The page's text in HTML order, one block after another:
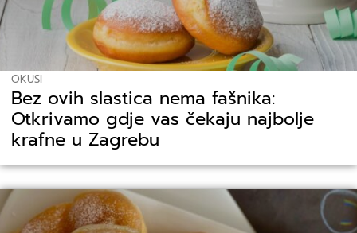
OKUSI
Bez ovih slastica nema fašnika:
Otkrivamo gdje vas čekaju najbolje
krafne u Zagrebu